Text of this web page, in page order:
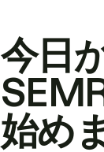
今日
始め